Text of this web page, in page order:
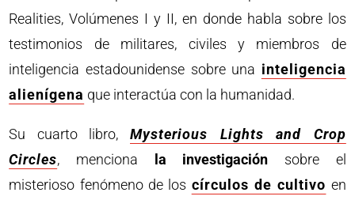
Realities, Volúmenes I y II, en donde habla sobre los
testimonios de militares, civiles y miembros de
inteligencia estadounidense sobre una inteligencia
alienígena que interactúa con la humanidad.
Su cuarto libro, Mysterious Lights and Crop
Circles, menciona la investigación sobre el
misterioso fenómeno de los círculos de cultivo en